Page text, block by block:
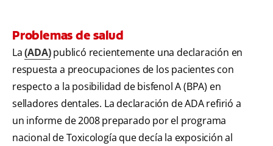
Problemas de salud
La(ADA)publicó recientemente una declaración en
respuesta a preocupaciones de los pacientes con
respecto a la posibilidad de bisfenol A (BPA) en
selladores dentales. La declaración de ADA refirió a
un informe de 2008 preparado por el programa
nacional de Toxicología que decía la exposición al